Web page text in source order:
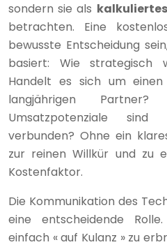
sondern sie als
betrachten. Eine
bewusste Entscheidung
basiert: Wie strategisch
Handelt es sich um
langjährigen Partner?
Umsatzpotenziale
verbunden? Ohne ein
zur reinen Willkür und zu
Kostenfaktor.
Die Kommunikation des
eine entscheidende
einfach « auf Kulanz » zu